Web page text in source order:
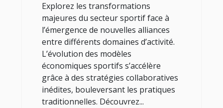
Explorez les transformations
majeures du secteur sportif face à
l’émergence de nouvelles alliances
entre différents domaines d’activité.
L’évolution des modèles
économiques sportifs s’accélère
grâce à des stratégies collaboratives
inédites, bouleversant les pratiques
traditionnelles. Découvrez...